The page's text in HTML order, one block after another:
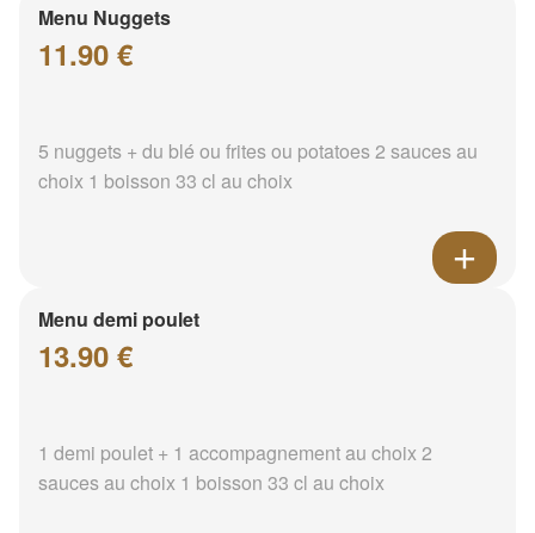
Menu Nuggets
11.90 €
5 nuggets + du blé ou frites ou potatoes 2 sauces au
choix 1 boisson 33 cl au choix
Menu demi poulet
13.90 €
1 demi poulet + 1 accompagnement au choix 2
sauces au choix 1 boisson 33 cl au choix